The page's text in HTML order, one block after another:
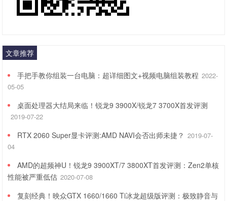
文章推荐
手把手教你组装一台电脑：超详细图文+视频电脑组装教程 2022-
05-05
桌面处理器大结局来临！锐龙9 3900X/锐龙7 3700X首发评测
2019-07-22
RTX 2060 Super显卡评测:AMD NAVI会否出师未捷？ 2019-07-
04
AMD的超频神U！锐龙9 3900XT/7 3800XT首发评测：Zen2单核
性能被严重低估 2020-07-08
复刻经典！映众GTX 1660/1660 Ti冰龙超级版评测：极致静音与